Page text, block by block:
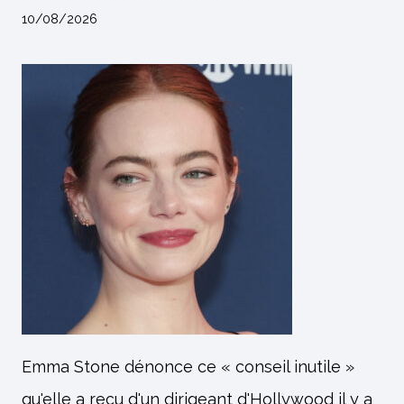
10/08/2026
Emma Stone dénonce ce « conseil inutile »
qu'elle a reçu d'un dirigeant d'Hollywood il y a